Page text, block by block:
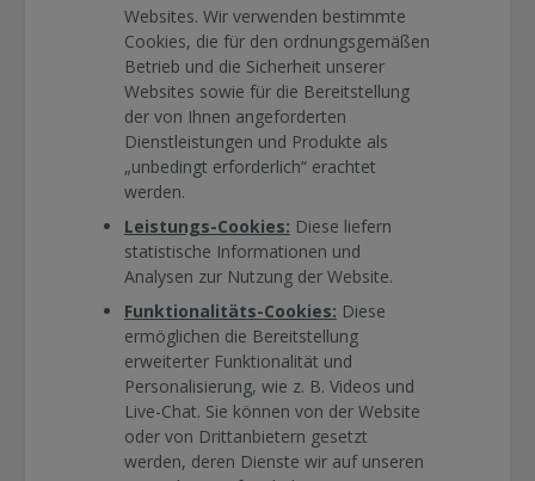
Websites. Wir verwenden bestimmte
Cookies, die für den ordnungsgemäßen
Betrieb und die Sicherheit unserer
Websites sowie für die Bereitstellung
der von Ihnen angeforderten
Dienstleistungen und Produkte als
„unbedingt erforderlich“ erachtet
werden.
Leistungs-Cookies: Diese liefern
statistische Informationen und
Analysen zur Nutzung der Website.
Funktionalitäts-Cookies: Diese
ermöglichen die Bereitstellung
erweiterter Funktionalität und
Personalisierung, wie z. B. Videos und
Live-Chat. Sie können von der Website
oder von Drittanbietern gesetzt
werden, deren Dienste wir auf unseren